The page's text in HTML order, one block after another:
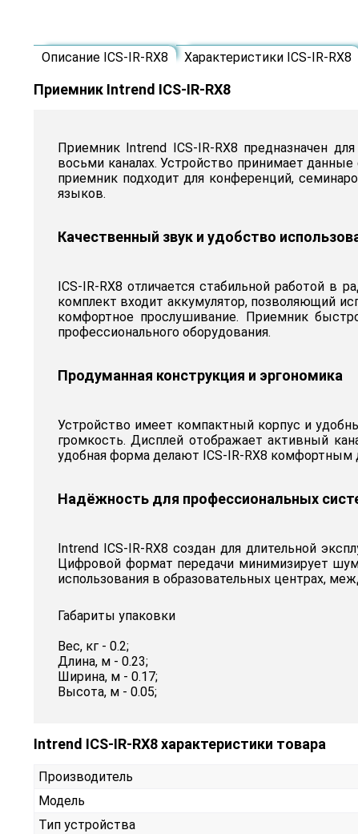
Описание ICS-IR-RX8 Характеристики ICS-IR-RX8
Приемник Intrend ICS-IR-RX8
Приемник Intrend ICS-IR-RX8 предназначен
восьми каналах. Устройство принимает
приемник подходит для конференций,
языков.
Качественный звук и удобство
ICS-IR-RX8 отличается стабильной работой в
комплект входит аккумулятор, позволяющий
комфортное прослушивание. Приемник
профессионального оборудования.
Продуманная конструкция и эргономика
Устройство имеет компактный корпус и
громкость. Дисплей отображает активный
удобная форма делают ICS-IR-RX8
Надёжность для профессиональных
Intrend ICS-IR-RX8 создан для длительной
Цифровой формат передачи минимизирует
использования в образовательных центрах,
Габариты упаковки
Вес, кг - 0.2;
Длина, м - 0.23;
Ширина, м - 0.17;
Высота, м - 0.05;
Intrend ICS-IR-RX8 характеристики товара
Производитель
Модель
Тип устройства